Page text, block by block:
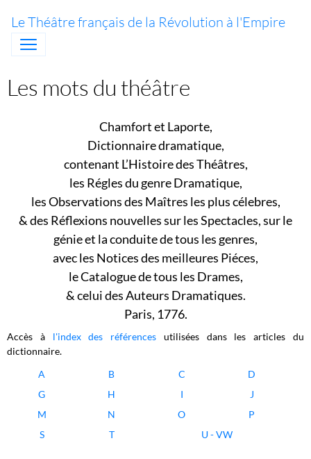
Le Théâtre français de la Révolution à l'Empire
Les mots du théâtre
Chamfort et Laporte,
Dictionnaire dramatique,
contenant L’Histoire des Théâtres,
les Régles du genre Dramatique,
les Observations des Maîtres les plus célebres,
& des Réflexions nouvelles sur les Spectacles, sur le
génie et la conduite de tous les genres,
avec les Notices des meilleures Piéces,
le Catalogue de tous les Drames,
& celui des Auteurs Dramatiques.
Paris, 1776.
Accès à l'index des références utilisées dans les articles du
dictionnaire.
A
B C
D
G
H I
J
M
N O
P
S
T U - VW